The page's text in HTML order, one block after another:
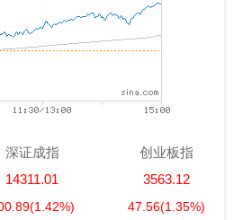
深证成指
14311.01
(1.42%)
创业板指
3563.12
47.56(1.35%)